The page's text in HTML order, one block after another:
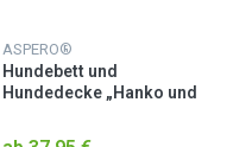
ASPERO®
Hundebett und
Hundedecke „Hanko und